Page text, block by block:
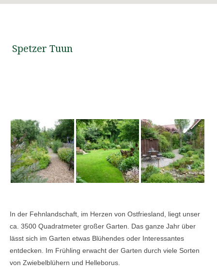
Spetzer Tuun
In der Fehnlandschaft, im Herzen von Ostfriesland, liegt unser
ca. 3500 Quadratmeter großer Garten. Das ganze Jahr über
lässt sich im Garten etwas Blühendes oder Interessantes
entdecken. Im Frühling erwacht der Garten durch viele Sorten
von Zwiebelblühern und Helleborus.